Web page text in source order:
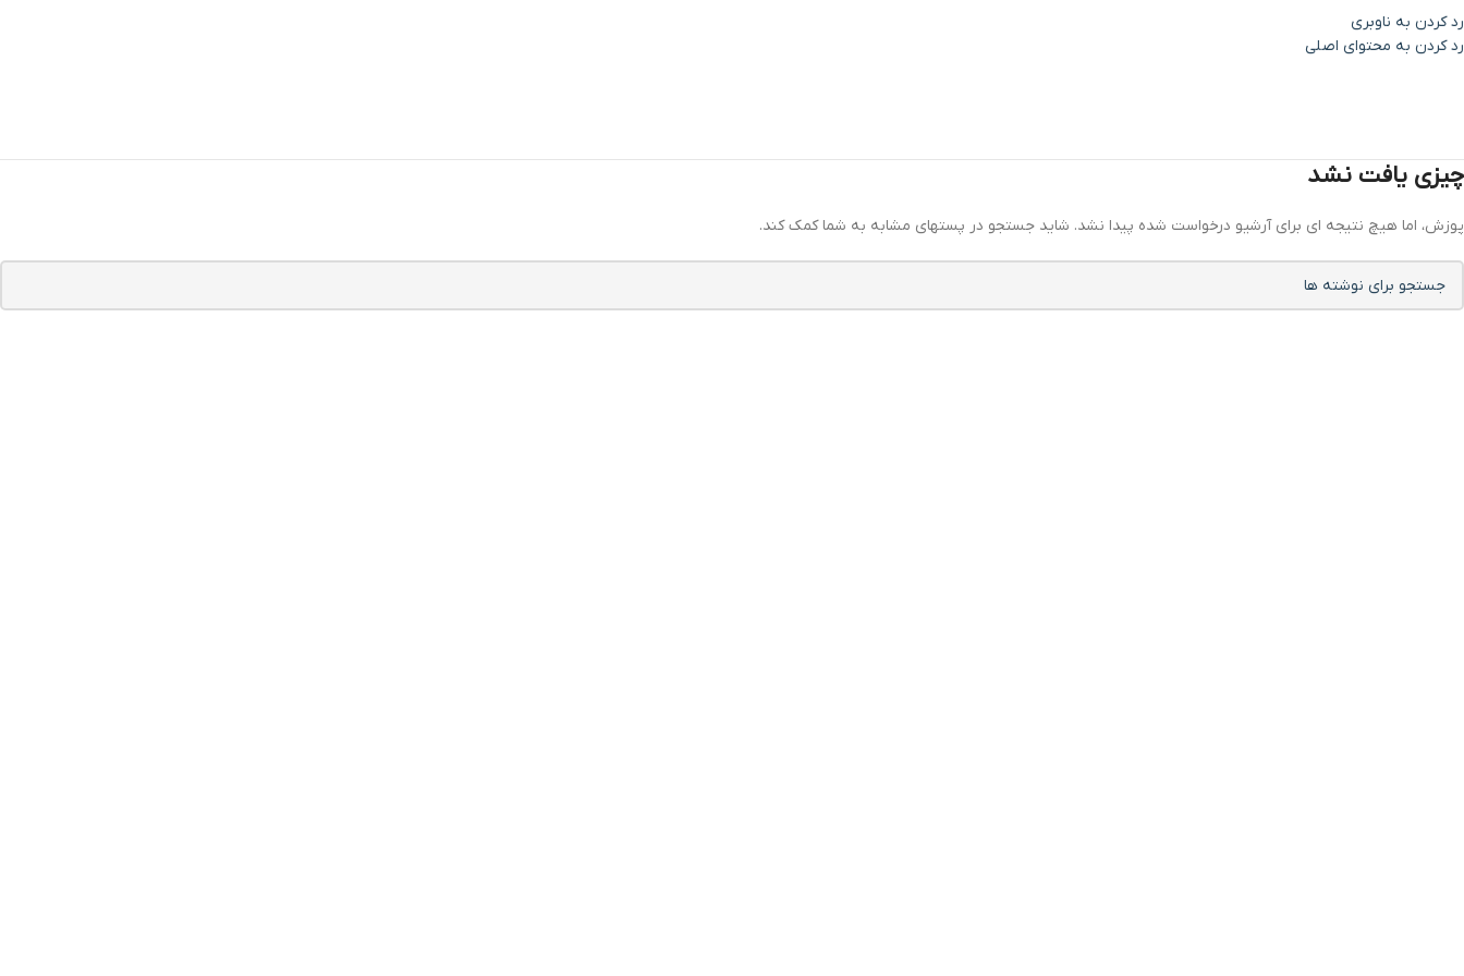
رد کردن به ناوبری
رد کردن به محتوای اصلی
چیزی یافت نشد
پوزش، اما هیچ نتیجه ای برای آرشیو درخواست شده پیدا نشد. شاید جستجو در پستهای مشابه به شما کمک کند.